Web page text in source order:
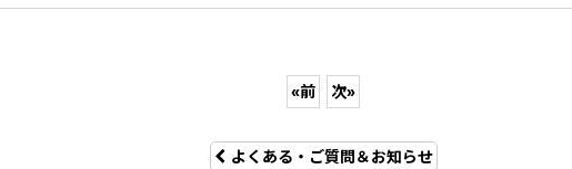
«前 次»
よくある・ご質問＆お知らせ